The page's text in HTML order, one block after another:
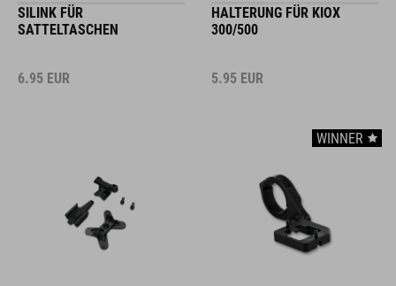
SILINK FÜR
SATTELTASCHEN
6.95 EUR
HALTERUNG FÜR KIOX
300/500
5.95 EUR
WINNER